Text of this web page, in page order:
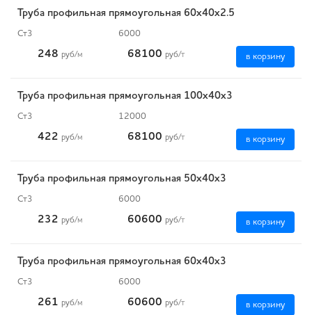
Труба профильная прямоугольная 60х40х2.5
Ст3 6000
248 руб/м 68100 руб/т в корзину
Труба профильная прямоугольная 100х40х3
Ст3 12000
422 руб/м 68100 руб/т в корзину
Труба профильная прямоугольная 50х40х3
Ст3 6000
232 руб/м 60600 руб/т в корзину
Труба профильная прямоугольная 60х40х3
Ст3 6000
261 руб/м 60600 руб/т в корзину